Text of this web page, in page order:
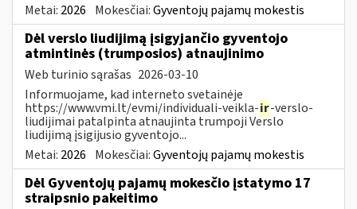
Metai: 2026 Mokesčiai:Gyventojų pajamų mokestis
Dėl verslo liudijimą įsigyjančio gyventojo
atmintinės (trumposios) atnaujinimo
Web turinio sąrašas 2026-03-10
Informuojame, kad interneto svetainėje
https://www.vmi.lt/evmi/individuali-veikla-ir-verslo-
liudijimai patalpinta atnaujinta trumpoji Verslo
liudijimą įsigijusio gyventojo...
Metai: 2026 Mokesčiai:Gyventojų pajamų mokestis
Dėl Gyventojų pajamų mokesčio įstatymo 17
straipsnio pakeitimo